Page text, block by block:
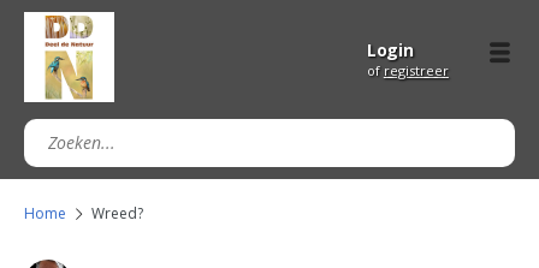
Login
of registreer
Home Wreed?